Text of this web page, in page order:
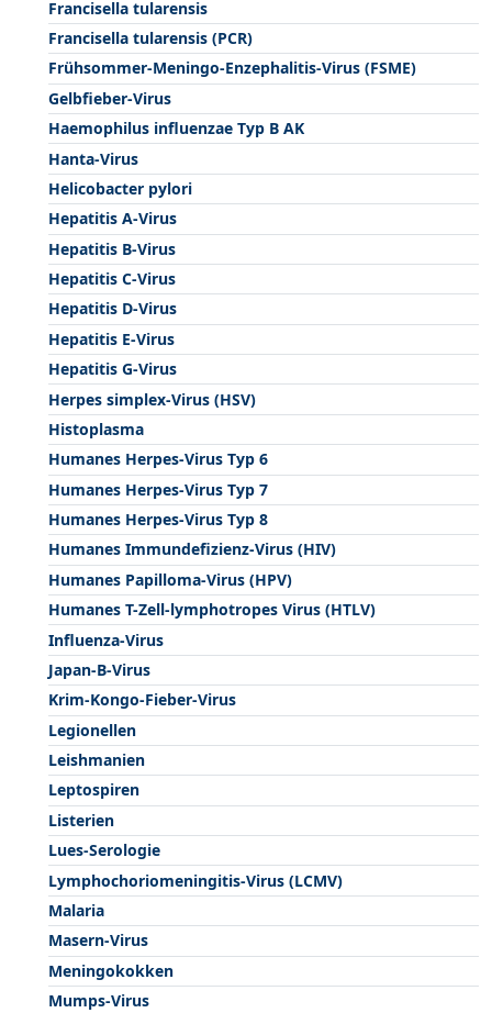
Francisella tularensis
Francisella tularensis (PCR)
Frühsommer-Meningo-Enzephalitis-Virus (FSME)
Gelbfieber-Virus
Haemophilus influenzae Typ B AK
Hanta-Virus
Helicobacter pylori
Hepatitis A-Virus
Hepatitis B-Virus
Hepatitis C-Virus
Hepatitis D-Virus
Hepatitis E-Virus
Hepatitis G-Virus
Herpes simplex-Virus (HSV)
Histoplasma
Humanes Herpes-Virus Typ 6
Humanes Herpes-Virus Typ 7
Humanes Herpes-Virus Typ 8
Humanes Immundefizienz-Virus (HIV)
Humanes Papilloma-Virus (HPV)
Humanes T-Zell-lymphotropes Virus (HTLV)
Influenza-Virus
Japan-B-Virus
Krim-Kongo-Fieber-Virus
Legionellen
Leishmanien
Leptospiren
Listerien
Lues-Serologie
Lymphochoriomeningitis-Virus (LCMV)
Malaria
Masern-Virus
Meningokokken
Mumps-Virus